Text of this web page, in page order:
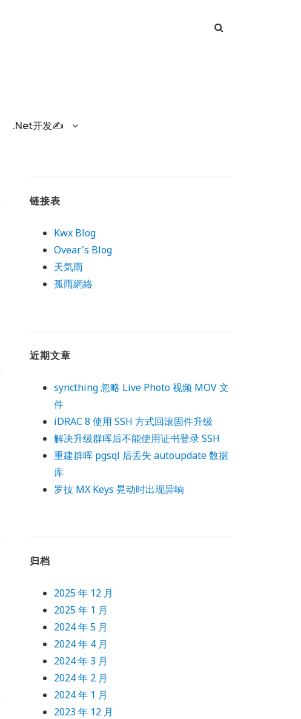
.Net开发✍
链接表
Kwx Blog
Ovear's Blog
天気雨
孤雨網絡
近期文章
syncthing 忽略 Live Photo 视频 MOV 文
件
iDRAC 8 使用 SSH 方式回滚固件升级
解决升级群晖后不能使用证书登录 SSH
重建群晖 pgsql 后丢失 autoupdate 数据
库
罗技 MX Keys 晃动时出现异响
归档
2025 年 12 月
2025 年 1 月
2024 年 5 月
2024 年 4 月
2024 年 3 月
2024 年 2 月
2024 年 1 月
2023 年 12 月